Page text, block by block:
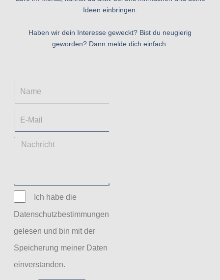
Ich habe die
Datenschutzbestimmungen
gelesen und bin mit der
Speicherung meiner Daten
einverstanden.
Ideen einbringen.
Haben wir dein Interesse geweckt? Bist du neugierig
geworden? Dann melde dich einfach.